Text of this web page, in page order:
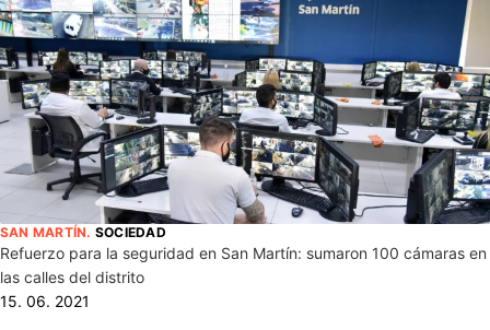
BUENOS AIRES
PROVINCIAS
ELECCIONES 2023
SAN MARTÍN. SOCIEDAD
Refuerzo para la seguridad en San Martín: sumaron 100 cámaras en
las calles del distrito
15. 06. 2021